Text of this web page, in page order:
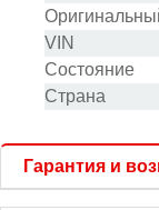
VIN
Состояние
Cтрана
Гарантия и